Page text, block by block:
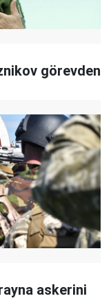
görevden
askerini